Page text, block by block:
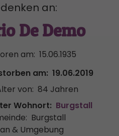
an:
De Demo
am: 15.06.1935
am: 19.06.2019
von: 84 Jahren
Wohnort: Burgstall
Burgstall
& Umgebung